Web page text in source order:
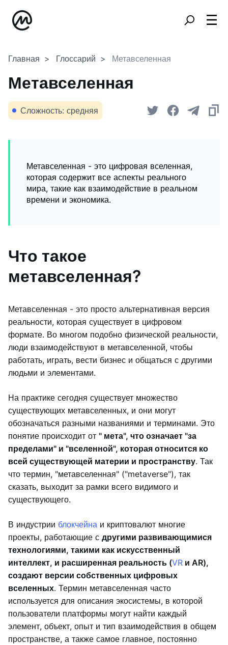
Главная Глоссарий Метавселенная
Метавселенная
Сложность: средняя
Метавселенная - это цифровая вселенная,
которая содержит все аспекты реального
мира, такие как взаимодействие в реальном
времени и экономика.
Что такое
метавселенная?
Метавселенная - это просто альтернативная версия
реальности, которая существует в цифровом
формате. Во многом подобно физической реальности,
люди взаимодействуют в метавселенной, чтобы
работать, играть, вести бизнес и общаться с другими
людьми и элементами.
На практике сегодня существует множество
существующих метавселенных, и они могут
обозначаться разными названиями и терминами. Это
понятие происходит от " мета", что означает "за
пределами" и "вселенной", которая относится ко
всей существующей материи и пространству. Так
что термин, "метавселенная" ("metaverse"), так
сказать, выходит за рамки всего видимого и
существующего.
В индустрии блокчейна и криптовалют многие
проекты, работающие с другими развивающимися
технологиями, такими как искусственный
интеллект, и расширенная реальность (VR и AR),
создают версии собственных цифровых
вселенных. Термин метавселенная часто
используется для описания экосистемы, в которой
пользователи платформы могут найти каждый
элемент, объект, опыт и тип взаимодействия в общем
пространстве, а также самое главное, постоянно